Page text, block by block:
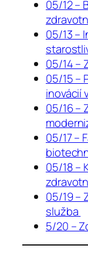
05/12 –
05/13 –
05/14 –
05/15 –
inovácií
05/16 –
05/17 –
05/18 –
05/19 –
služba
5/20 –